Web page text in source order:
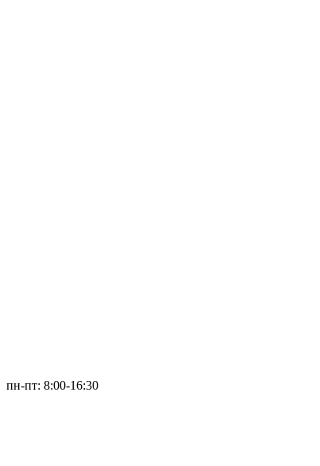
пн-пт: 8:00-16:30